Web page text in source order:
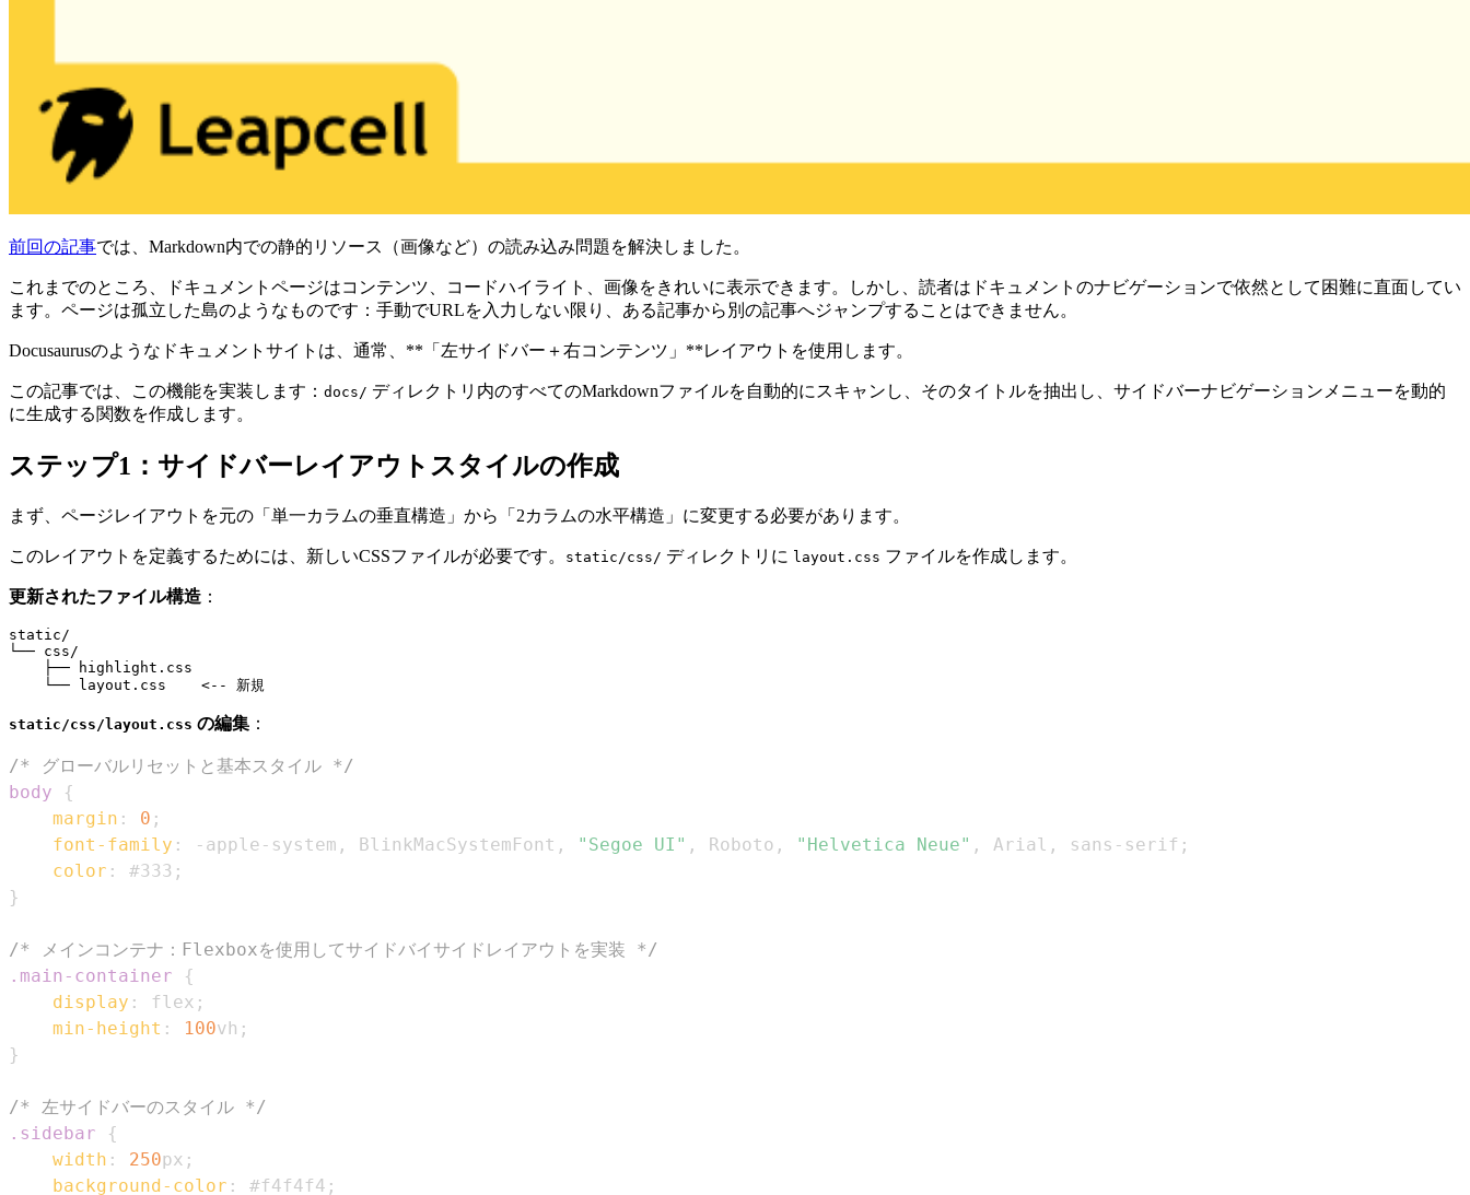
前回の記事では、Markdown内での静的リソース（画像など）の読み込み問題を解決しました。
これまでのところ、ドキュメントページはコンテンツ、コードハイライト、画像をきれいに表示できます。しかし、読者はドキュメントのナビゲーションで依然として困難に直面してい
ます。ページは孤立した島のようなものです：手動でURLを入力しない限り、ある記事から別の記事へジャンプすることはできません。
Docusaurusのようなドキュメントサイトは、通常、**「左サイドバー＋右コンテンツ」**レイアウトを使用します。
この記事では、この機能を実装します： docs/ ディレクトリ内のすべてのMarkdownファイルを自動的にスキャンし、そのタイトルを抽出し、サイドバーナビゲーションメニューを動的
に生成する関数を作成します。
ステップ1：サイドバーレイアウトスタイルの作成
まず、ページレイアウトを元の「単一カラムの垂直構造」から「2カラムの水平構造」に変更する必要があります。
このレイアウトを定義するためには、新しいCSSファイルが必要です。 static/css/ ディレクトリに layout.css ファイルを作成します。
更新されたファイル構造 ：
static/
└── css/
    ├── highlight.css
static/css/layout.css の編集 ：
/* グローバルリセットと基本スタイル */
body
{
margin : 0 ;
font-family : -apple-system , BlinkMacSystemFont , "Segoe UI" , Roboto , "Helvetica Neue" , Arial , sans-serif ;
color : #333 ;
}
/* メインコンテナ：Flexboxを使用してサイドバイサイドレイアウトを実装 */
.main-container
{
display : flex ;
min-height : 100vh ;
}
/* 左サイドバーのスタイル */
.sidebar
{
width : 250px ;
background-color : #f4f4f4 ;